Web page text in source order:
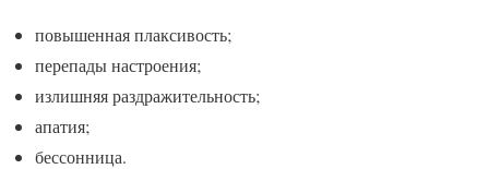
повышенная плаксивость;
перепады настроения;
излишняя раздражительность;
апатия;
бессонница.